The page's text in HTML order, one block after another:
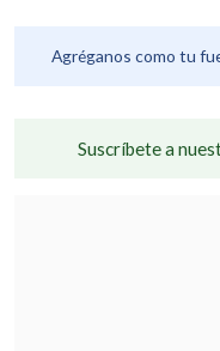
Agréganos como tu
Suscríbete a